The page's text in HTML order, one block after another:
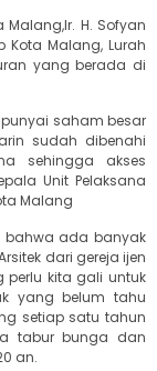
H. Sofyan
Kota Malang, Lurah
yang berada di
saham besar
sudah dibenahi
sehingga akses
Unit Pelaksana
Malang
bahwa ada banyak
dari gereja ijen
kita gali untuk
yang belum tahu
setiap satu tahun
tabur bunga dan
an.